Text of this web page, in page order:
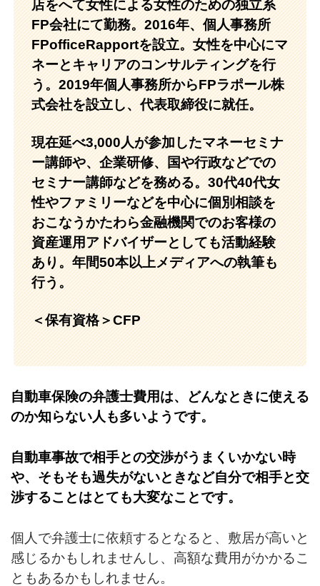
店をへて女性による女性のための独立系
FP会社にて勤務。 2016年、個人事務所
FPofficeRapportを設立。女性を中心にマ
ネーとキャリアのコンサルティングを行
う。 2019年個人事務所からFPラポール株
式会社を設立し、代表取締役に就任。
現在延べ3,000人が参加したマネーセミナ
ー講師や、企業研修、国や行政などでの
セミナー講師などを務める。30代40代女
性やファミリーなどを中心に個別相談を
おこなうかたわら金融機関でのお客様の
資産運用アドバイザーとしても活動経験
あり。年間50本以上メディアへの執筆も
行う。
＜保有資格＞CFP
自動車保険の弁護士費用は、どんなときに使える
のか知らない人も多いようです。
自動車事故で相手との交渉がうまくいかない時
や、そもそも過失がないときなど自分で相手と交
渉することはとても大変なことです。
個人で弁護士に依頼するとなると、敷居が高いと
感じるかもしれませんし、高額な費用がかかるこ
ともあるかもしれません。